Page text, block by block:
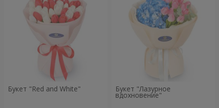
Букет "Red and White" Букет "Лазурное
вдохновение"